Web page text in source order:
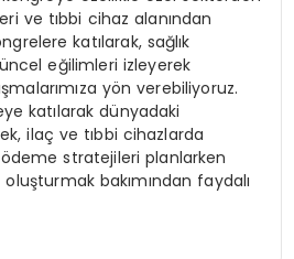
ve tıbbi cihaz alanından
katılarak, sağlık
eğilimleri izleyerek
yön verebiliyoruz.
katılarak dünyadaki
ilaç ve tıbbi cihazlarda
stratejileri planlarken
bakımından faydalı